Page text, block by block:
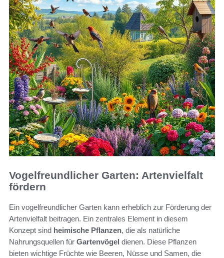
Vogelfreundlicher Garten: Artenvielfalt
fördern
Ein vogelfreundlicher Garten kann erheblich zur Förderung der
Artenvielfalt beitragen. Ein zentrales Element in diesem
Konzept sind heimische Pflanzen, die als natürliche
Nahrungsquellen für Gartenvögel dienen. Diese Pflanzen
bieten wichtige Früchte wie Beeren, Nüsse und Samen, die